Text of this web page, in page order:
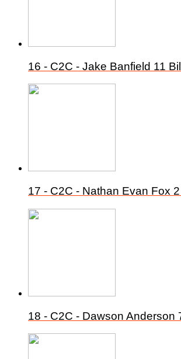
16 - C2C - Jake Banfield 11
17 - C2C - Nathan Evan Fox
18 - C2C - Dawson Anderson